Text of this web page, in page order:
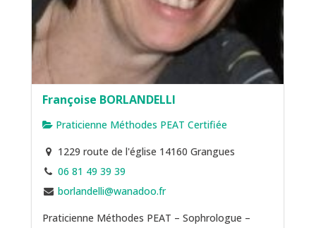
Françoise BORLANDELLI
Praticienne Méthodes PEAT Certifiée
1229 route de l'église 14160 Grangues
06 81 49 39 39
borlandelli@wanadoo.fr
Praticienne Méthodes PEAT – Sophrologue –